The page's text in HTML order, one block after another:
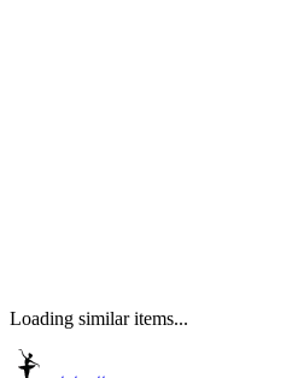
Loading similar items...